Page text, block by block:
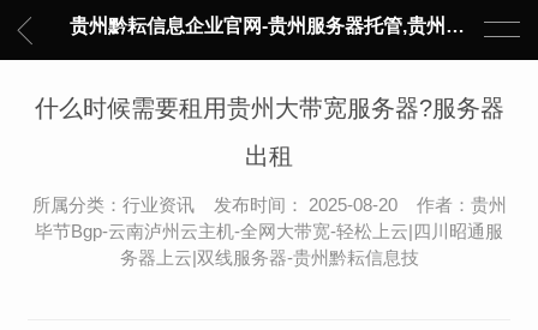
贵州黔耘信息企业官网-贵州服务器托管,贵州主机托管,云服务器托管,数据中心托管,网络设备托管,服务器租用,托管服务提供商,服务器管理-黔耘信息 贵州数据中心机柜租用-专业贵州IDC托管服务器维修
什么时候需要租用贵州大带宽服务器?服务器
出租
所属分类：行业资讯 发布时间： 2025-08-20 作者：贵州
毕节Bgp-云南泸州云主机-全网大带宽-轻松上云|四川昭通服
务器上云|双线服务器-贵州黔耘信息技